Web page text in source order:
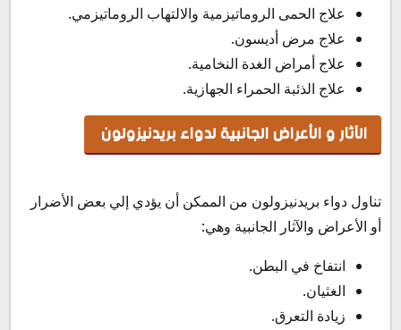
علاج الحمى الروماتيزمية والالتهاب الروماتيزمي.
علاج مرض أديسون.
علاج أمراض الغدة النخامية.
علاج الذئبة الحمراء الجهازية.
الآثار و الأعراض الجانبية لدواء بريدنيزولون
تناول دواء بريدنيزولون من الممكن أن يؤدي إلي بعض الأضرار
أو الأعراض والآثار الجانبية وهي:
انتفاخ في البطن.
الغثيان.
زيادة التعرق.